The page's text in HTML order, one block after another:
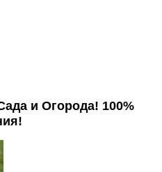
и Огорода! 100%